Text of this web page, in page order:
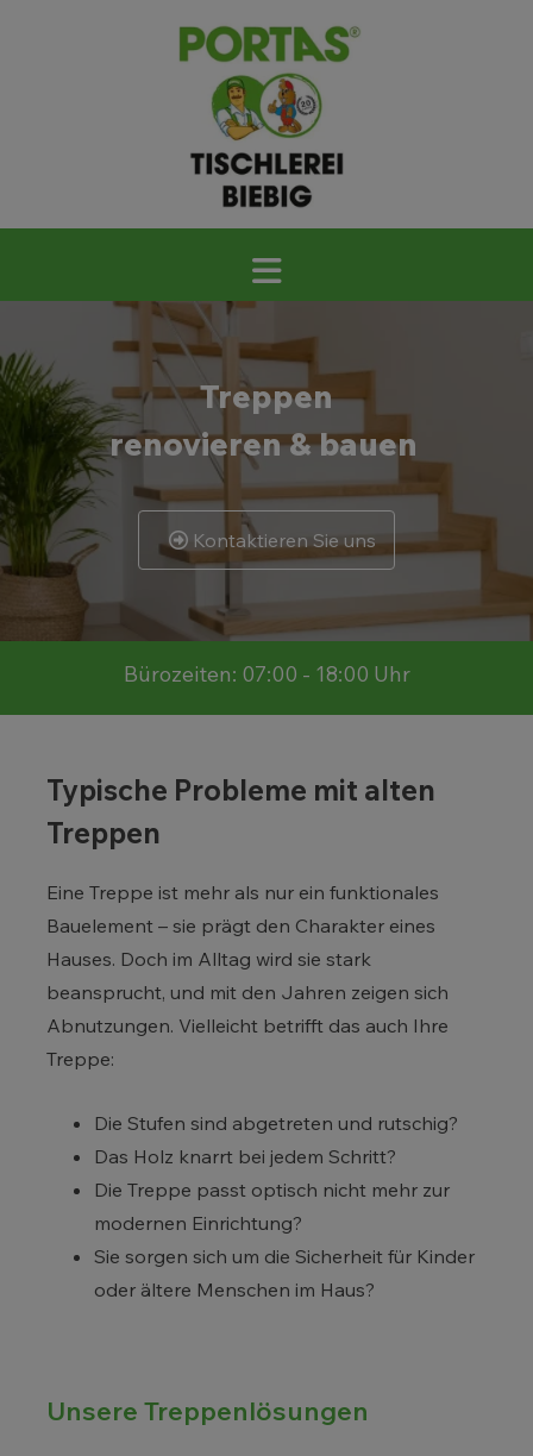
Treppen
renovieren & bauen
Kontaktieren Sie uns
Bürozeiten: 07:00 - 18:00 Uhr
Typische Probleme mit alten
Treppen
Eine Treppe ist mehr als nur ein funktionales
Bauelement – sie prägt den Charakter eines
Hauses. Doch im Alltag wird sie stark
beansprucht, und mit den Jahren zeigen sich
Abnutzungen. Vielleicht betrifft das auch Ihre
Treppe:
Die Stufen sind abgetreten und rutschig?
Das Holz knarrt bei jedem Schritt?
Die Treppe passt optisch nicht mehr zur
modernen Einrichtung?
Sie sorgen sich um die Sicherheit für Kinder
oder ältere Menschen im Haus?
Unsere Treppenlösungen